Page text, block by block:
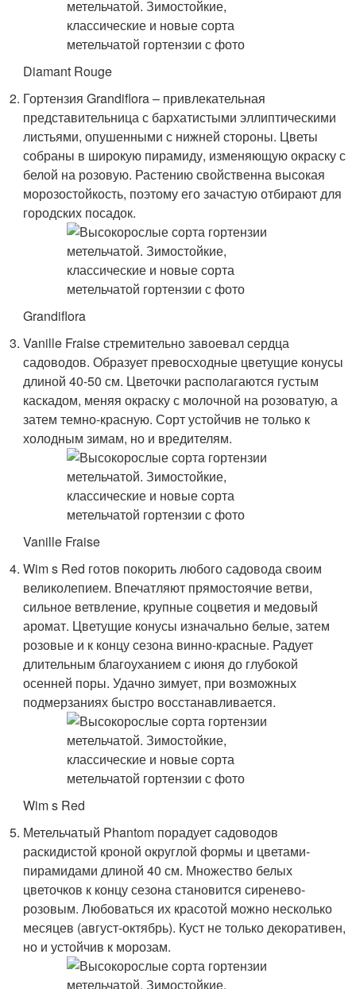
Diamant Rouge
Гортензия Grandiflora – привлекательная
представительница с бархатистыми эллиптическими
листьями, опушенными с нижней стороны. Цветы
собраны в широкую пирамиду, изменяющую окраску с
белой на розовую. Растению свойственна высокая
морозостойкость, поэтому его зачастую отбирают для
городских посадок.
Grandiflora
Vanille Fraise стре­мительно завоевал сердца
садоводов. Образует превосходные цветущие конусы
длиной 40-50 см. Цветочки располагаются густым
каскадом, меняя окраску с молочной на розоватую, а
затем темно-красную. Сорт устойчив не только к
холодным зимам, но и вредителям.
Vanille Fraise
Wim s Red готов покорить любого садовода своим
великолепием. Впечатляют прямостоячие ветви,
сильное ветвление, крупные соцветия и медовый
аромат. Цветущие конусы изначально белые, затем
розовые и к концу сезона винно-красные. Радует
длительным благоуханием с июня до глубокой
осенней поры. Удачно зимует, при возможных
подмерзаниях быстро восстанавливается.
Wim s Red
Метельчатый Phantom порадует садоводов
раскидистой кроной округлой формы и цветами-
пирамидами длиной 40 см. Множество белых
цветочков к концу сезона становится сиренево-
розовым. Любоваться их красотой можно несколько
месяцев (август-октябрь). Куст не только декоративен,
но и устойчив к морозам.